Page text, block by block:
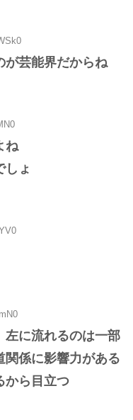
が芸能界だからね
ね
しょ
左に流れるのは一部
関係に影響力がある
から目立つ